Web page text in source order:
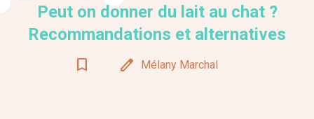
Peut on donner du lait au chat ?
Recommandations et alternatives
bookmark_border
edit Mélany Marchal